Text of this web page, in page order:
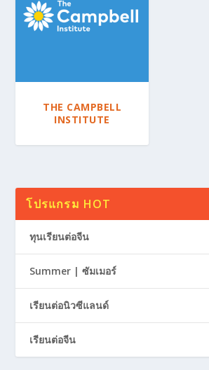
THE CAMPBELL
INSTITUTE
โปรแกรม HOT
ทุนเรียนต่อจีน
Summer | ซัมเมอร์
เรียนต่อนิวซีแลนด์
เรียนต่อจีน